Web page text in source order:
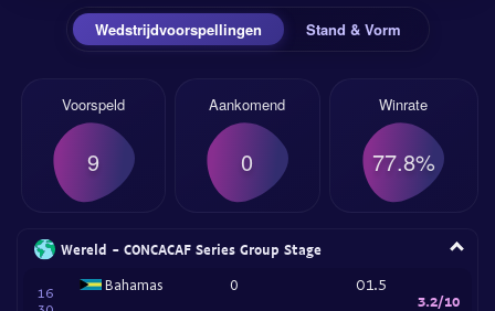
Wedstrijdvoorspellingen Stand & Vorm
Voorspeld
9
Aankomend
0
Winrate
77.8%
Wereld - CONCACAF Series Group Stage
16
Bahamas
0
O1.5
3.2/10